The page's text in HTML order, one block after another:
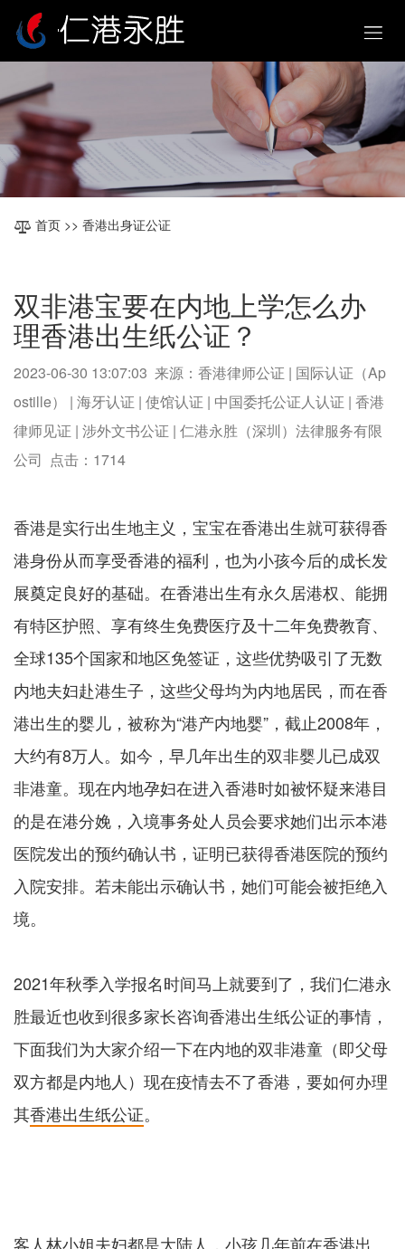
首页 >> 香港出身证公证
双非港宝要在内地上学怎么办
理香港出生纸公证？
2023-06-30 13:07:03 来源：香港律师公证 | 国际认证（Ap
ostille） | 海牙认证 | 使馆认证 | 中国委托公证人认证 | 香港
律师见证 | 涉外文书公证 | 仁港永胜（深圳）法律服务有限
公司 点击： 1714
香港是实行出生地主义，宝宝在香港出生就可获得香
港身份从而享受香港的福利，也为小孩今后的成长发
展奠定良好的基础。在香港出生有永久居港权、能拥
有特区护照、享有终生免费医疗及十二年免费教育、
全球135个国家和地区免签证，这些优势吸引了无数
内地夫妇赴港生子，这些父母均为内地居民，而在香
港出生的婴儿，被称为“港产内地婴”，截止2008年，
大约有8万人。如今，早几年出生的双非婴儿已成双
非港童。现在内地孕妇在进入香港时如被怀疑来港目
的是在港分娩，入境事务处人员会要求她们出示本港
医院发出的预约确认书，证明已获得香港医院的预约
入院安排。若未能出示确认书，她们可能会被拒绝入
境。
2021年秋季入学报名时间马上就要到了，我们仁港永
胜最近也收到很多家长咨询香港出生纸公证的事情，
下面我们为大家介绍一下在内地的双非港童（即父母
双方都是内地人）现在疫情去不了香港，要如何办理
其香港出生纸公证。
客人林小姐夫妇都是大陆人，小孩几年前在香港出